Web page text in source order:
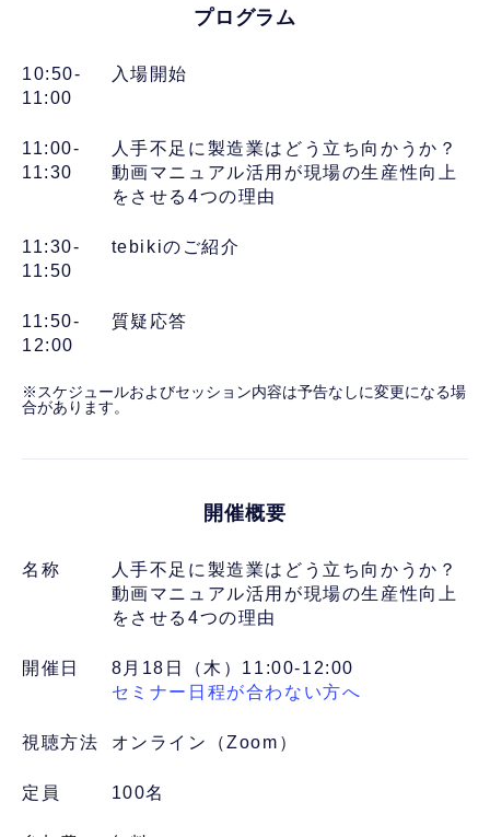
プログラム
10:50-
11:00
入場開始
11:00-
11:30
人手不足に製造業はどう立ち向かうか？
動画マニュアル活用が現場の生産性向上
をさせる4つの理由
11:30-
11:50
tebikiのご紹介
11:50-
12:00
質疑応答
※スケジュールおよびセッション内容は予告なしに変更になる場
合があります。
開催概要
名称
人手不足に製造業はどう立ち向かうか？
動画マニュアル活用が現場の生産性向上
をさせる4つの理由
開催日
8月18日（木）11:00-12:00
セミナー日程が合わない方へ
視聴方法 オンライン（Zoom）
定員 100名